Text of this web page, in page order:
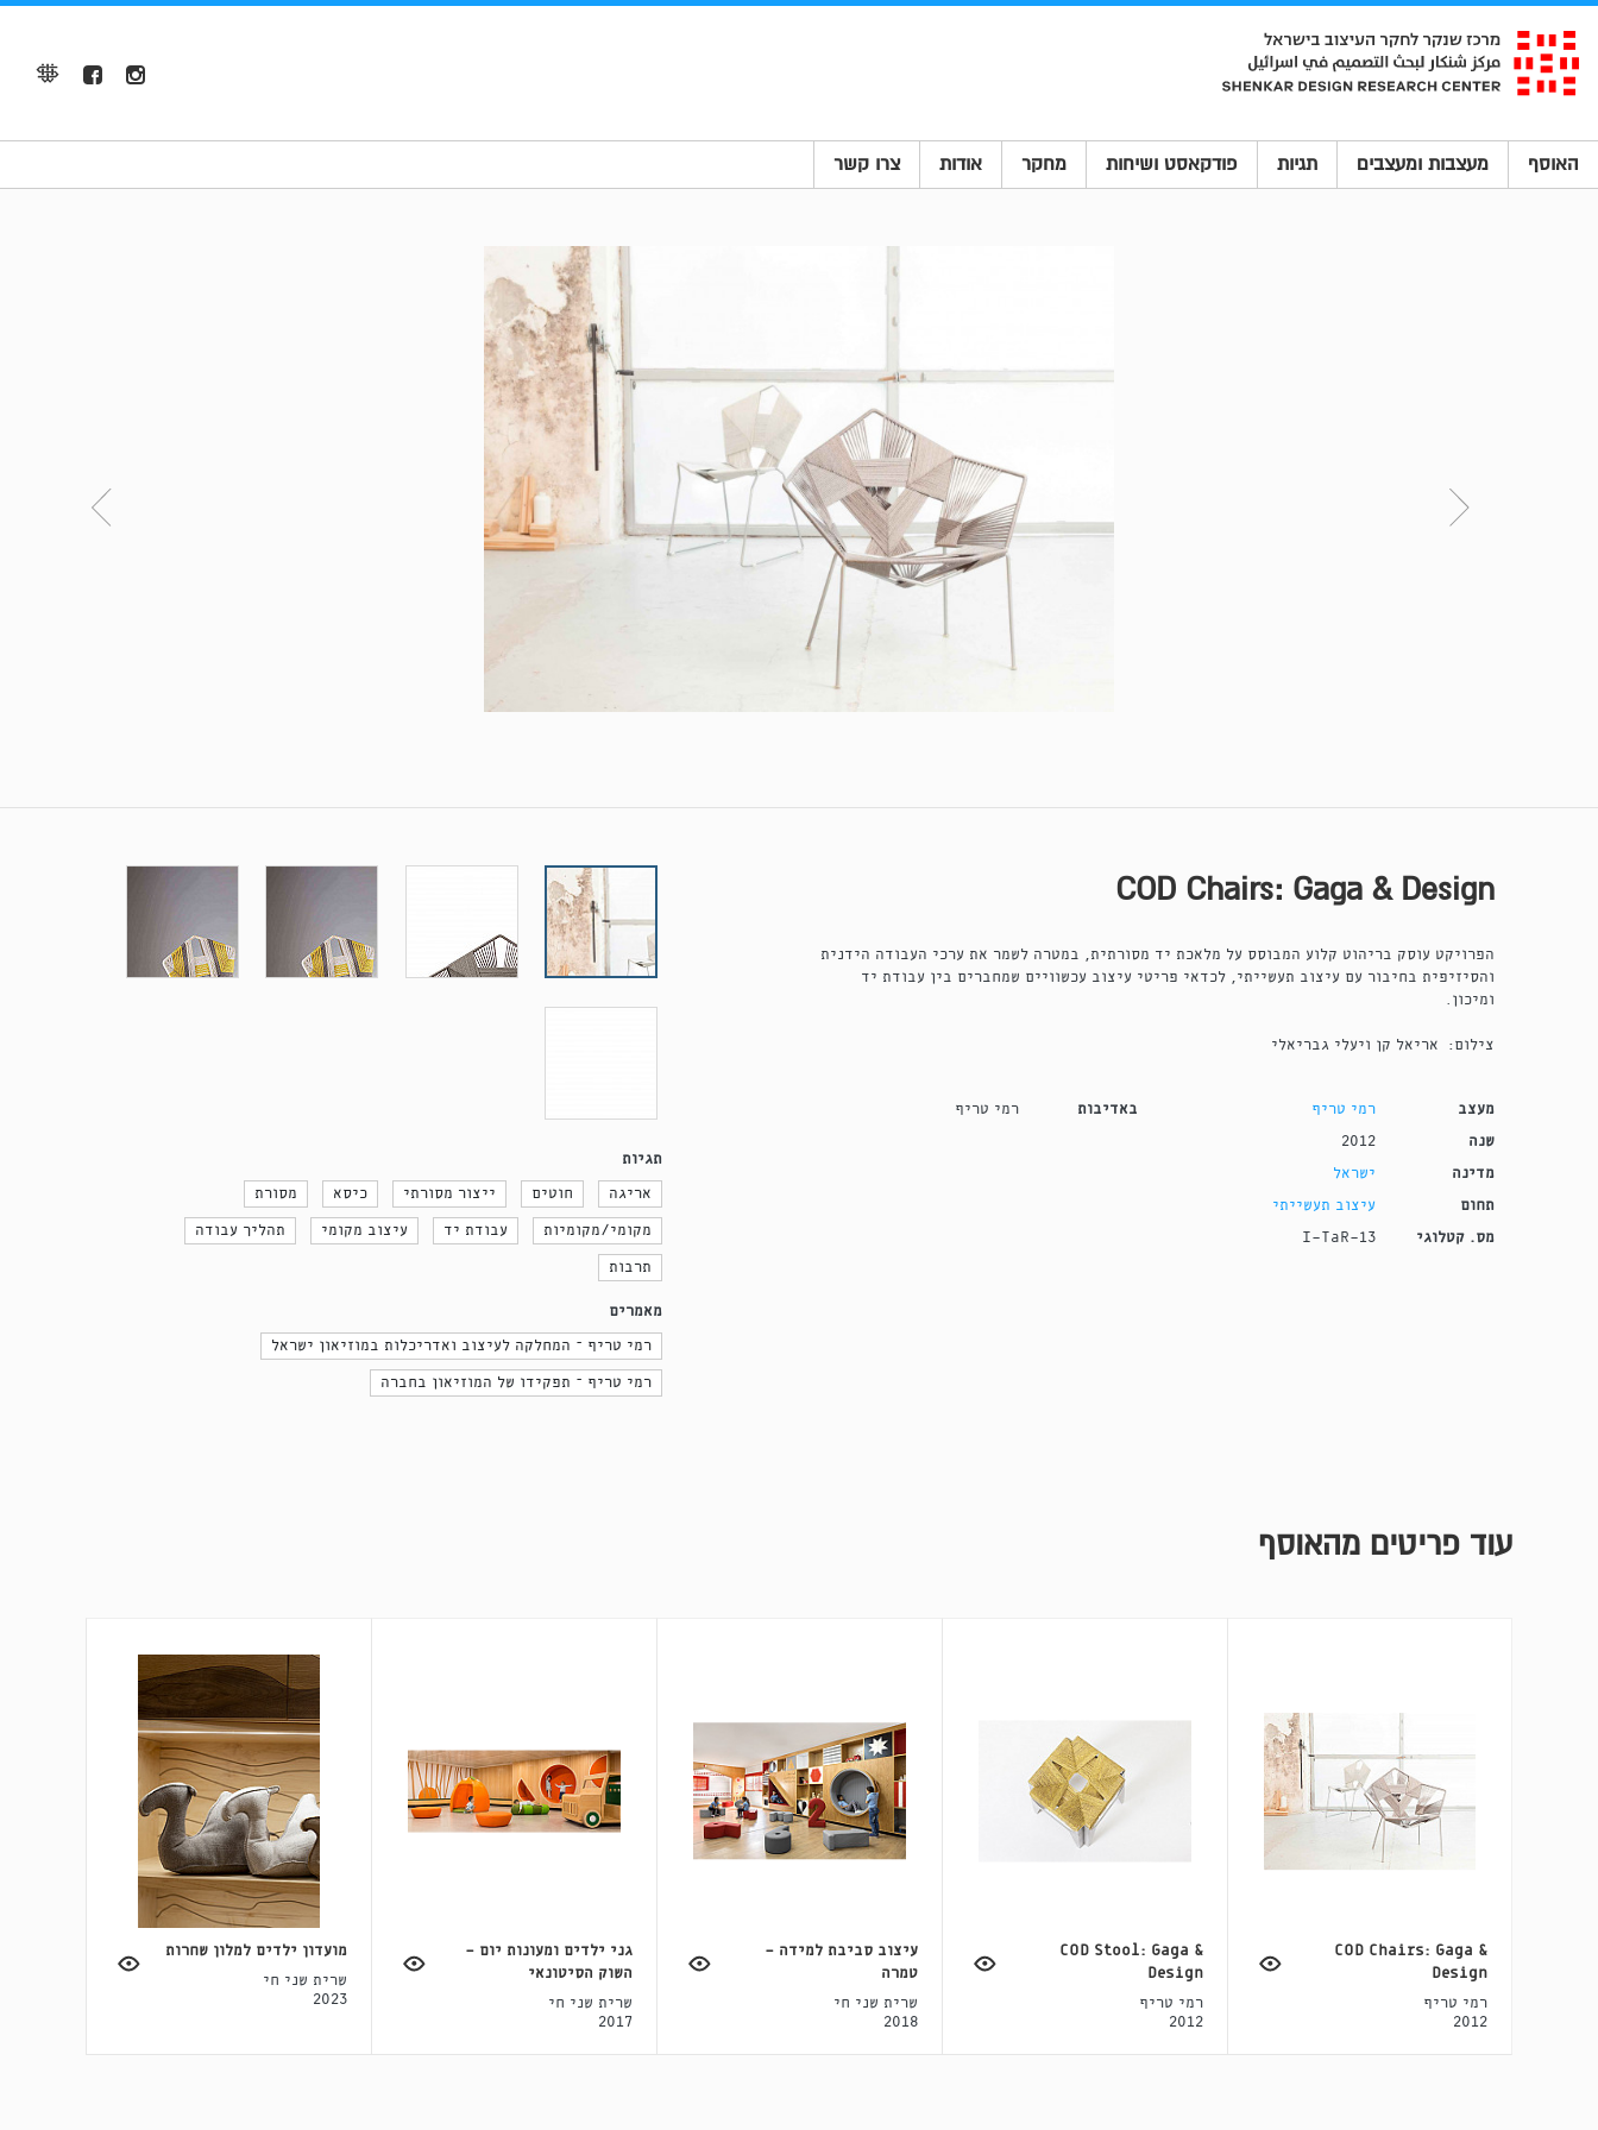
האוסף מעצבות ומעצבים תגיות פודקאסט ושיחות מחקר אודות צרו קשר
Previous Next
COD Chairs: Gaga & Design
הפרויקט עוסק בריהוט קלוע המבוסס על מלאכת יד מסורתית, במטרה לשמר את ערכי העבודה הידנית
והסיזיפית בחיבור עם עיצוב תעשייתי, לכדאי פריטי עיצוב עכשוויים שמחברים בין עבודת יד
ומיכון.
צילום: אריאל קן ויעלי גבריאלי
מעצב רמי טריף
שנה 2012
מדינה ישראל
תחום עיצוב תעשייתי
מס. קטלוגי I-TaR-13
באדיבות רמי טריף
תגיות
אריגה חוטים ייצור מסורתי כיסא מסורת
מקומי/מקומיות עבודת יד עיצוב מקומי תהליך עבודה
תרבות
מאמרים
רמי טריף – המחלקה לעיצוב ואדריכלות במוזיאון ישראל
רמי טריף – תפקידו של המוזיאון בחברה
עוד פריטים מהאוסף
COD Chairs: Gaga &
Design
רמי טריף
2012
COD Stool: Gaga &
Design
רמי טריף
2012
עיצוב סביבת למידה -
טמרה
שרית שני חי
2018
גני ילדים ומעונות יום -
השוק הסיטונאי
שרית שני חי
2017
מועדון ילדים למלון שחרות
שרית שני חי
2023